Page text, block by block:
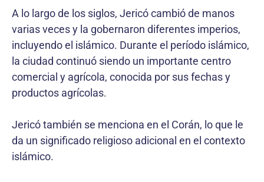
A lo largo de los siglos, Jericó cambió de manos
varias veces y la gobernaron diferentes imperios,
incluyendo el islámico. Durante el período islámico,
la ciudad continuó siendo un importante centro
comercial y agrícola, conocida por sus fechas y
productos agrícolas.
Jericó también se menciona en el Corán, lo que le
da un significado religioso adicional en el contexto
islámico.